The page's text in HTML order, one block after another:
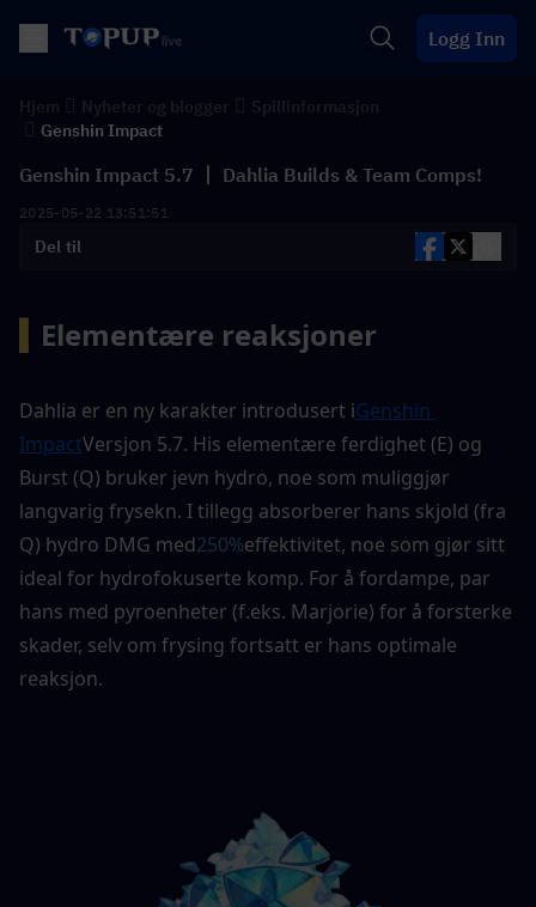
Logg Inn
Genshin Impact
Genshin Impact 5.7 丨 Dahlia Builds & Team Comps!
2025-05-22 13:51:51
Del til
Elementære reaksjoner
Dahlia er en ny karakter introdusert iGenshin
ImpactVersjon 5.7. His elementære ferdighet (E) og
Burst (Q) bruker jevn hydro, noe som muliggjør
langvarig frysekn. I tillegg absorberer hans skjold (fra
Q) hydro DMG med250%effektivitet, noe som gjør sitt
ideal for hydrofokuserte komp. For å fordampe, par
hans med pyroenheter (f.eks. Marjorie) for å forsterke
skader, selv om frysing fortsatt er hans optimale
reaksjon.